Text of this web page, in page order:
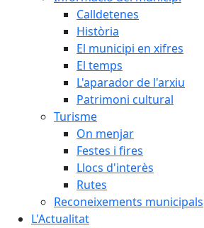
Calldetenes
Història
El municipi en xifres
El temps
L'aparador de l'arxiu
Patrimoni cultural
Turisme
On menjar
Festes i fires
Llocs d'interès
Rutes
Reconeixements municipals
L'Actualitat